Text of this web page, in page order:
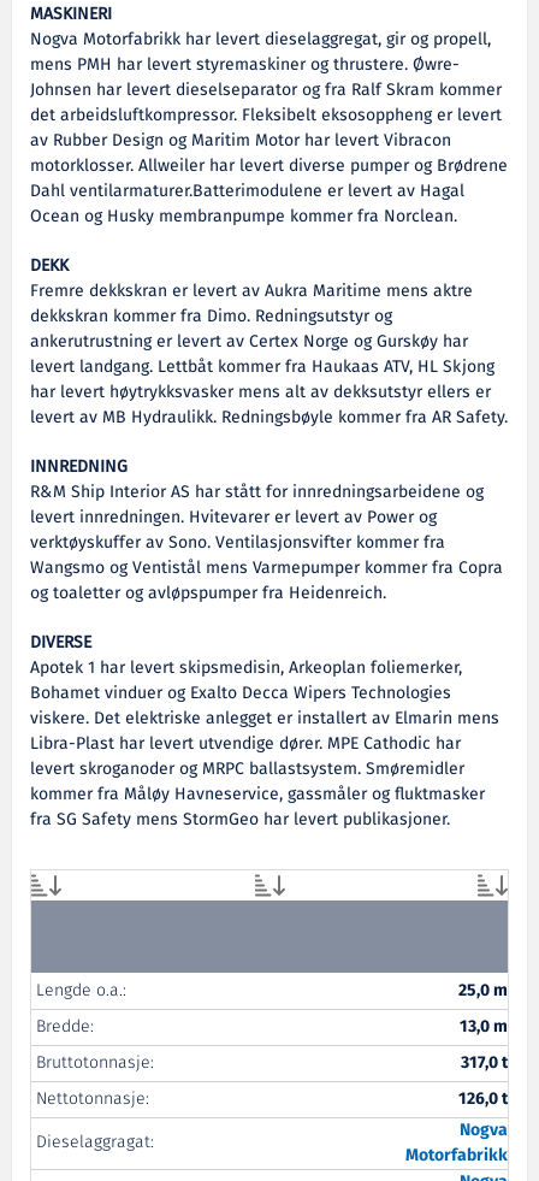
MASKINERI
Nogva Motorfabrikk har levert dieselaggregat, gir og propell,
mens PMH har levert styremaskiner og thrustere. Øwre-
Johnsen har levert dieselseparator og fra Ralf Skram kommer
det arbeidsluftkompressor. Fleksibelt eksosoppheng er levert
av Rubber Design og Maritim Motor har levert Vibracon
motorklosser. Allweiler har levert diverse pumper og Brødrene
Dahl ventilarmaturer.Batterimodulene er levert av Hagal
Ocean og Husky membranpumpe kommer fra Norclean.
DEKK
Fremre dekkskran er levert av Aukra Maritime mens aktre
dekkskran kommer fra Dimo. Redningsutstyr og
ankerutrustning er levert av Certex Norge og Gurskøy har
levert landgang. Lettbåt kommer fra Haukaas ATV, HL Skjong
har levert høytrykksvasker mens alt av dekksutstyr ellers er
levert av MB Hydraulikk. Redningsbøyle kommer fra AR Safety.
INNREDNING
R&M Ship Interior AS har stått for innredningsarbeidene og
levert innredningen. Hvitevarer er levert av Power og
verktøyskuffer av Sono. Ventilasjonsvifter kommer fra
Wangsmo og Ventistål mens Varmepumper kommer fra Copra
og toaletter og avløpspumper fra Heidenreich.
DIVERSE
Apotek 1 har levert skipsmedisin, Arkeoplan foliemerker,
Bohamet vinduer og Exalto Decca Wipers Technologies
viskere. Det elektriske anlegget er installert av Elmarin mens
Libra-Plast har levert utvendige dører. MPE Cathodic har
levert skroganoder og MRPC ballastsystem. Smøremidler
kommer fra Måløy Havneservice, gassmåler og fluktmasker
fra SG Safety mens StormGeo har levert publikasjoner.
Lengde o.a.:
25,0 m
Bredde:
13,0 m
Bruttotonnasje:
317,0 t
Nettotonnasje:
126,0 t
Dieselaggragat:
Nogva
Motorfabrikk